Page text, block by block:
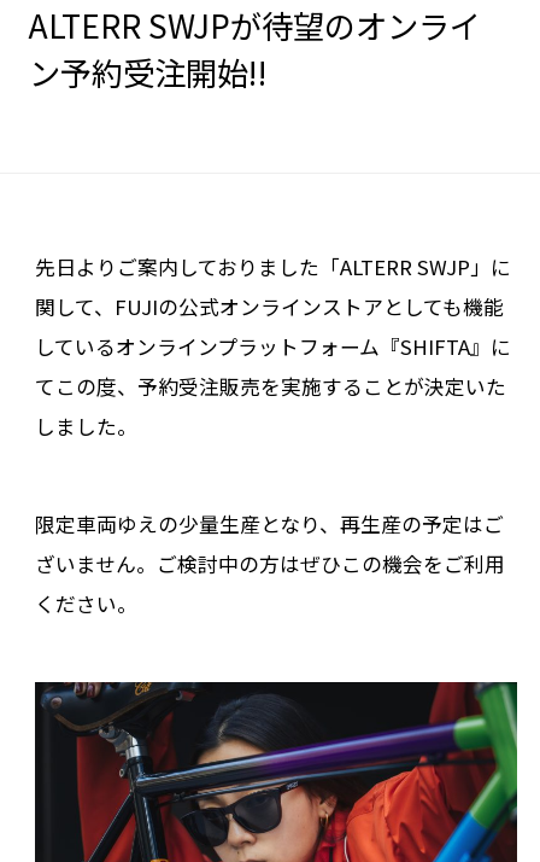
ALTERR SWJPが待望のオンライ
ン予約受注開始!!
先日よりご案内しておりました「ALTERR SWJP」に
関して、FUJIの公式オンラインストアとしても機能
しているオンラインプラットフォーム『SHIFTA』に
てこの度、予約受注販売を実施することが決定いた
しました。
限定車両ゆえの少量生産となり、再生産の予定はご
ざいません。ご検討中の方はぜひこの機会をご利用
ください。